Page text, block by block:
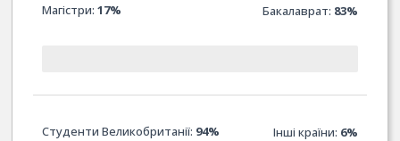
Магістри: 17% Бакалаврат: 83%
Студенти Великобританії: 94% Інші країни: 6%